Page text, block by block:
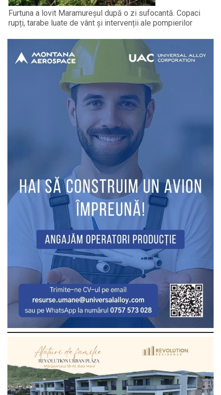
Furtuna a lovit Maramureșul după o zi sufocantă. Copaci
rupți, tarabe luate de vânt și intervenții ale pompierilor